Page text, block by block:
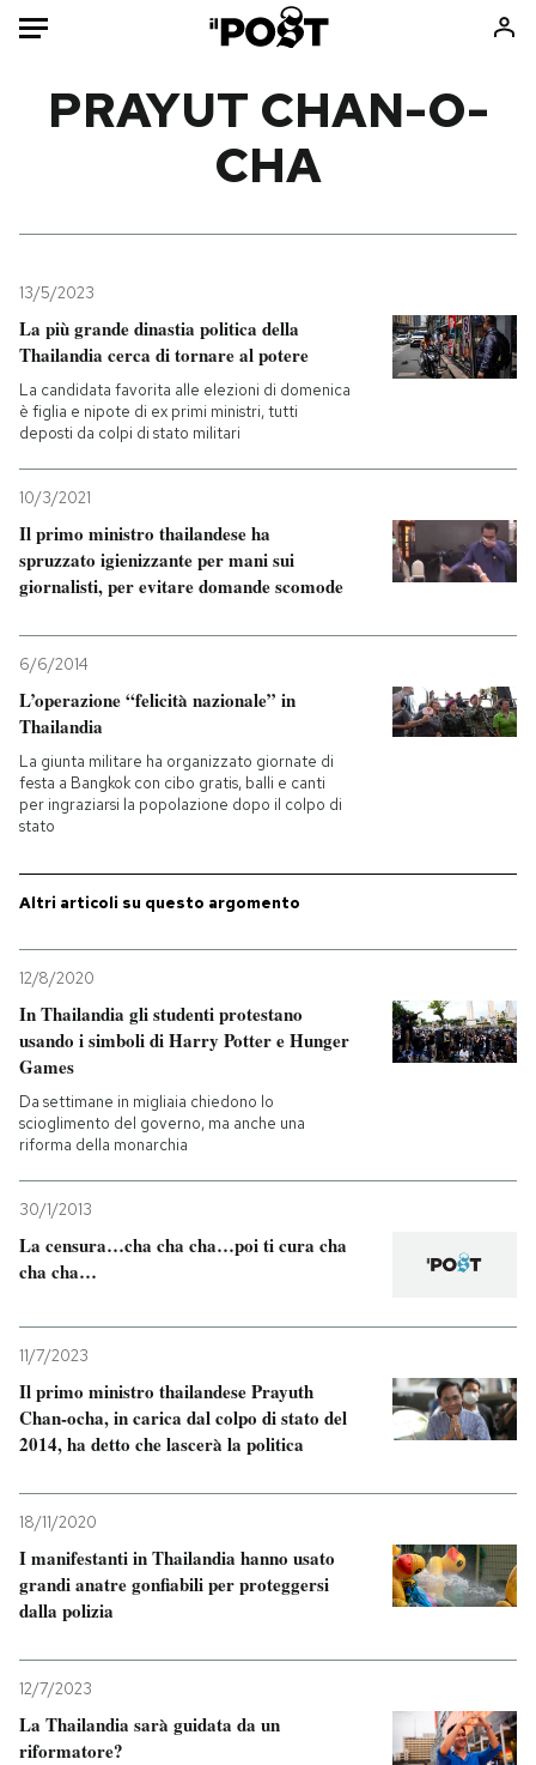
Mondo
Tecnologia
Internet
Cultura
Economia
Libri
Ok Boomer!
PODCAST
NEWSLETTER
SHOP
CALENDARIO
AREA PERSONALE
Entra
PRAYUT CHAN-O-
CHA
13/5/2023
La più grande dinastia politica della
Thailandia cerca di tornare al potere
La candidata favorita alle elezioni di domenica
è figlia e nipote di ex primi ministri, tutti
deposti da colpi di stato militari
10/3/2021
Il primo ministro thailandese ha
spruzzato igienizzante per mani sui
giornalisti, per evitare domande scomode
6/6/2014
L’operazione “felicità nazionale” in
Thailandia
La giunta militare ha organizzato giornate di
festa a Bangkok con cibo gratis, balli e canti
per ingraziarsi la popolazione dopo il colpo di
stato
Altri articoli su questo argomento
12/8/2020
In Thailandia gli studenti protestano
usando i simboli di Harry Potter e Hunger
Games
Da settimane in migliaia chiedono lo
scioglimento del governo, ma anche una
riforma della monarchia
30/1/2013
La censura…cha cha cha…poi ti cura cha
cha cha…
11/7/2023
Il primo ministro thailandese Prayuth
Chan-ocha, in carica dal colpo di stato del
2014, ha detto che lascerà la politica
18/11/2020
I manifestanti in Thailandia hanno usato
grandi anatre gonfiabili per proteggersi
dalla polizia
12/7/2023
La Thailandia sarà guidata da un
riformatore?